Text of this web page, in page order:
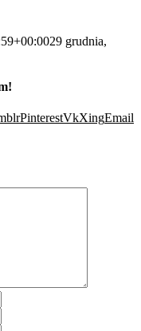
29 grudnia,
PinterestVkXingEmail